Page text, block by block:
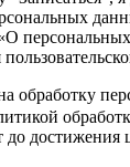
обработку
до достижения